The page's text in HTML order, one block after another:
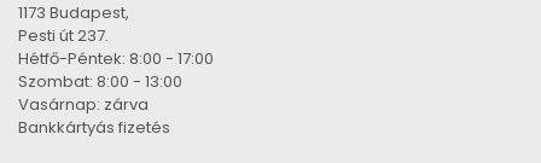
1173 Budapest,
Pesti út 237.
Hétfő-Péntek: 8:00 - 17:00
Szombat: 8:00 - 13:00
Vasárnap: zárva
Bankkártyás fizetés